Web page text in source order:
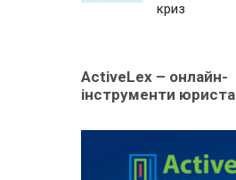
криз
ActiveLex – онлайн-
інструменти юриста